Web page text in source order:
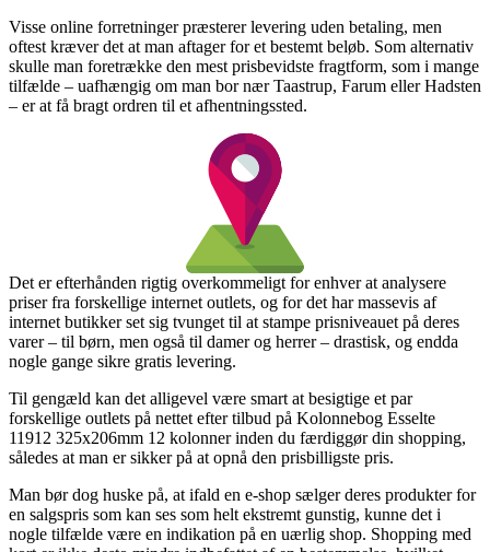
Visse online forretninger præsterer levering uden betaling, men
oftest kræver det at man aftager for et bestemt beløb. Som alternativ
skulle man foretrække den mest prisbevidste fragtform, som i mange
tilfælde – uafhængig om man bor nær Taastrup, Farum eller Hadsten
– er at få bragt ordren til et afhentningssted.
Det er efterhånden rigtig overkommeligt for enhver at analysere
priser fra forskellige internet outlets, og for det har massevis af
internet butikker set sig tvunget til at stampe prisniveauet på deres
varer – til børn, men også til damer og herrer – drastisk, og endda
nogle gange sikre gratis levering.
Til gengæld kan det alligevel være smart at besigtige et par
forskellige outlets på nettet efter tilbud på Kolonnebog Esselte
11912 325x206mm 12 kolonner inden du færdiggør din shopping,
således at man er sikker på at opnå den prisbilligste pris.
Man bør dog huske på, at ifald en e-shop sælger deres produkter for
en salgspris som kan ses som helt ekstremt gunstig, kunne det i
nogle tilfælde være en indikation på en uærlig shop. Shopping med